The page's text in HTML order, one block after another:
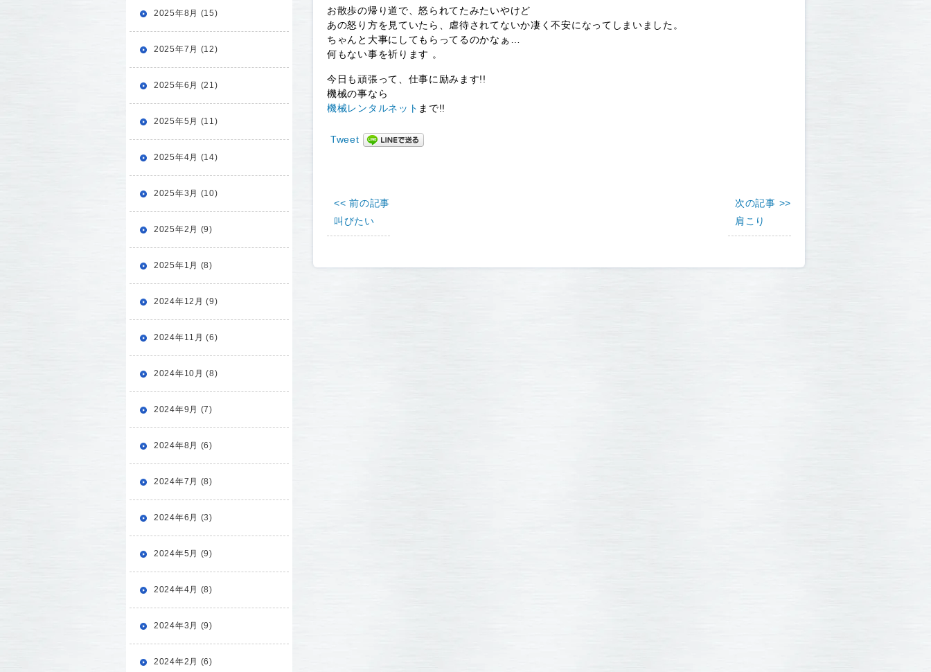
お散歩の帰り道で、怒られてたみたいやけど
あの怒り方を見ていたら、虐待されてないか凄く不安になってしまいました。
ちゃんと大事にしてもらってるのかなぁ…
何もない事を祈ります 。
今日も頑張って、仕事に励みます!!
機械の事なら
機械レンタルネット まで!!
Tweet
<< 前の記事
叫びたい
次の記事 >>
肩こり
2025年8月 (15)
2025年7月 (12)
2025年6月 (21)
2025年5月 (11)
2025年4月 (14)
2025年3月 (10)
2025年2月 (9)
2025年1月 (8)
2024年12月 (9)
2024年11月 (6)
2024年10月 (8)
2024年9月 (7)
2024年8月 (6)
2024年7月 (8)
2024年6月 (3)
2024年5月 (9)
2024年4月 (8)
2024年3月 (9)
2024年2月 (6)